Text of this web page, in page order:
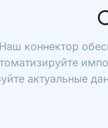
коннектор
актуальные